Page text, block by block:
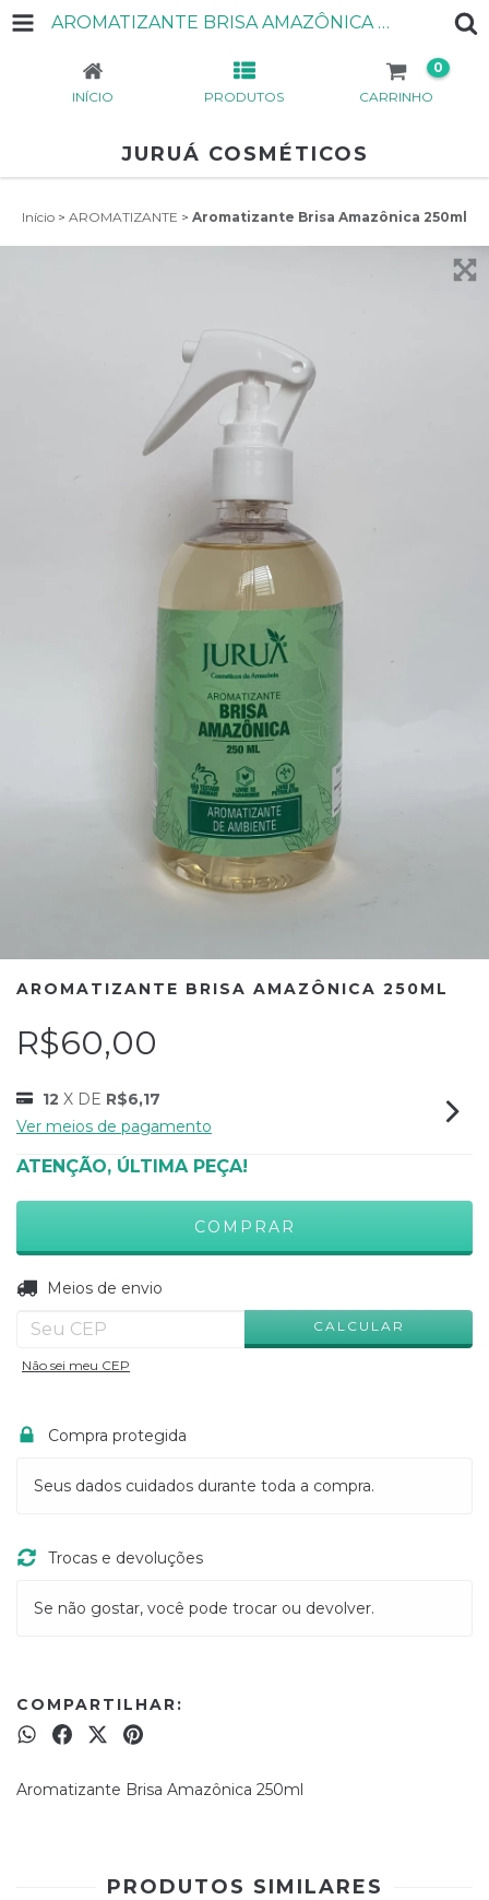
AROMATIZANTE BRISA AMAZÔNICA 250ML
INÍCIO PRODUTOS CARRINHO
0
JURUÁ COSMÉTICOS
Início > AROMATIZANTE > Aromatizante Brisa Amazônica 250ml
AROMATIZANTE BRISA AMAZÔNICA 250ML
R$60,00
12 X DE R$6,17
Ver meios de pagamento
ATENÇÃO, ÚLTIMA PEÇA!
Entregas para o CEP:
Meios de envio
CALCULAR
Não sei meu CEP
Compra protegida
Seus dados cuidados durante toda a compra.
Trocas e devoluções
Se não gostar, você pode trocar ou devolver.
COMPARTILHAR:
Aromatizante Brisa Amazônica 250ml
PRODUTOS SIMILARES